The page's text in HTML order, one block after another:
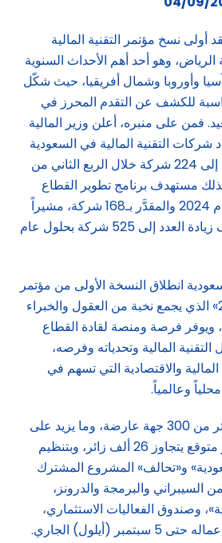
أولى نسخ مؤتمر التقنية المالية
الرياض، وهو أحد أهم الأحداث السنوية
آسيا وأوروبا وشمال أفريقيا، حيث شكّل
مناسبة للكشف عن التقدم المحرز في
فمن على منبره، أعلن وزير المالية
شركات التقنية المالية في السعودية
نمت بشكل لافت لتصل إلى 224 شركة خلال الربع الثاني من
مستهدف برنامج تطوير القطاع
المالي للربع ذاته من عام 2024 والمقدَّر بـ168 شركة، مشيراً
إلى أن المملكة تستهدف زيادة العدد إلى 525 شركة بحلول عام
انطلاق النسخة الأولى من مؤتمر
التقنية المالية «فنتك 24» الذي يجمع نخبة من العقول والخبراء
ويوفر فرصة ومنصة لقادة القطاع
المالية وتحدياته وفرصه،
والاقتصادية التي تسهم في
وعالمياً.
ويشارك في المؤتمر أكثر من 300 جهة عارضة، وما يزيد على
350 مستثمراً، وبحضور متوقع يتجاوز 26 ألف زائر، وبتنظيم
و«تحالف» المشروع المشترك
السيبراني والبرمجة والدرونز،
وصندوق الفعاليات الاستثماري،
(أيلول) الجاري.